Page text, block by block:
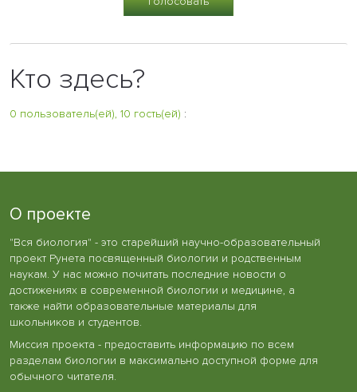
Кто здесь?
0 пользователь(ей), 10 гость(ей) :
О проекте
"Вся биология" - это старейший научно-образовательный
проект Рунета посвященный биологии и родственным
наукам. У нас можно почитать последние новости о
достижениях в современной биологии и медицине, а
также найти образовательные материалы для
школьников и студентов.
Миссия проекта - предоставить информацию по всем
разделам биологии в максимально доступной форме для
обычного читателя.